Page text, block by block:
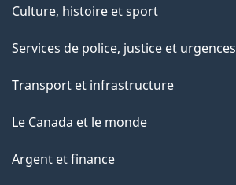
Culture, histoire et sport
Services de police, justice et urgences
Transport et infrastructure
Le Canada et le monde
Argent et finance